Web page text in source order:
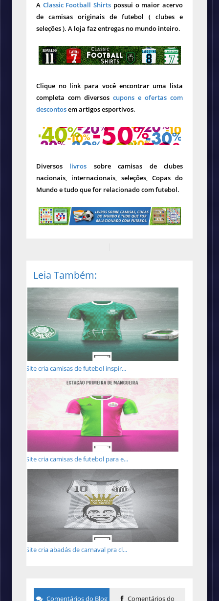
A Classic Football Shirts possui o maior acervo
de camisas originais de futebol ( clubes e
seleções ). A loja faz entregas no mundo inteiro.
Clique no link para você encontrar uma lista
completa com diversos cupons e ofertas com
descontosem artigos esportivos.
Diversos livros sobre camisas de clubes
nacionais, internacionais, seleções, Copas do
Mundo e tudo que for relacionado com futebol.
Leia Também:
Site cria camisas de futebol inspir...
Site cria camisas de futebol para e...
Site cria abadás de carnaval pra cl...
Comentários do Blog Comentários do